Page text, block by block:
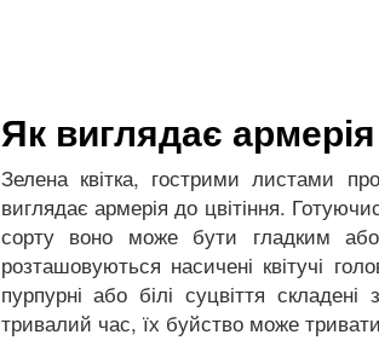
Як виглядає армерія
Зелена квітка, гострими листами
виглядає армерія до цвітіння.
сорту воно може бути гладким
розташовуються насичені квітучі
пурпурні або білі суцвіття
тривалий час, їх буйство може